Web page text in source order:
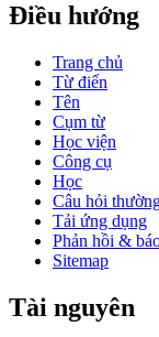
Điều hướng
Trang chủ
Từ điển
Tên
Cụm từ
Học viện
Công cụ
Học
Câu hỏi
Tải ứng dụng
Phản hồi &
Sitemap
Tài nguyên